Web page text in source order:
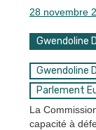
28 novembre
Gwendoline
Gwendoline
Parlement
La
capacité à